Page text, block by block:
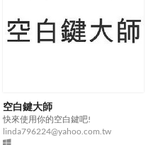
空白鍵大師
快來使用你的空白鍵吧!
linda796224@yahoo.com.tw